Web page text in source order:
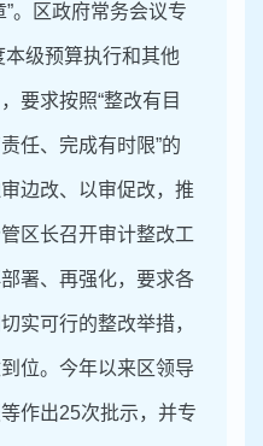
。 区政府常务会议专
本级预算执行和其他
要求按照“整改有目
任、完成有时限”的
边改、以审促改，推
区长召开审计整改工
署、再强化，要求各
实可行的整改举措，
位。 今年以来区领导
作出25次批示，并专